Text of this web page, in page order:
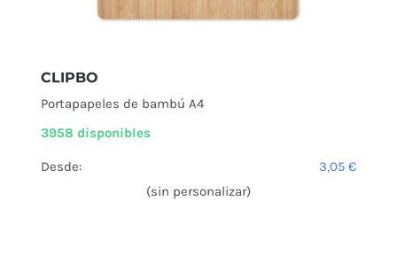
CLIPBO
Portapapeles de bambú A4
3958 disponibles
Desde: 3,05 €
(sin personalizar)